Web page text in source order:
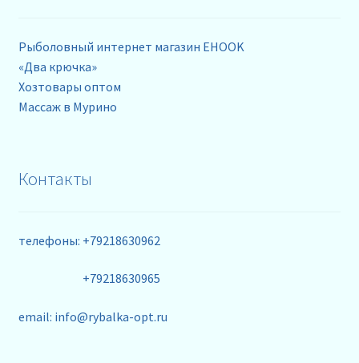
Рыболовный интернет магазин EHOOK
«Два крючка»
Хозтовары оптом
Массаж в Мурино
Контакты
телефоны: +79218630962
+79218630965
email: info@rybalka-opt.ru